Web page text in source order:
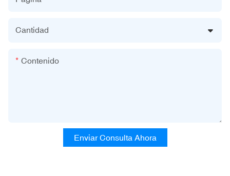
Cantidad
Contenido
Enviar Consulta Ahora